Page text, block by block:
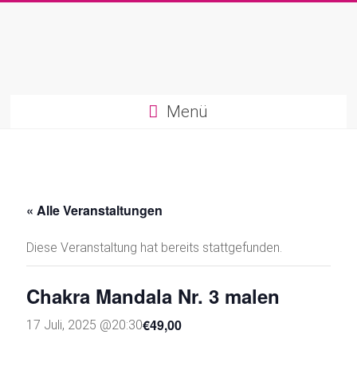
Life-
Coaching
Intuitiv.
Menü
« Alle Veranstaltungen
Diese Veranstaltung hat bereits stattgefunden.
Chakra Mandala Nr. 3 malen
17 Juli, 2025 @20:30€49,00